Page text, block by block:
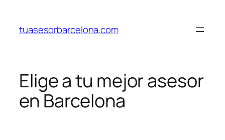
contenido
tuasesorbarcelona.com
Elige a tu mejor asesor
en Barcelona